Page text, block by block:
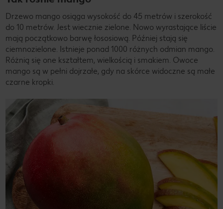
Drzewo mango osiąga wysokość do 45 metrów i szerokość
do 10 metrów. Jest wiecznie zielone. Nowo wyrastające liście
mają początkowo barwę łososiową. Później stają się
ciemnozielone. Istnieje ponad 1000 różnych odmian mango.
Różnią się one kształtem, wielkością i smakiem. Owoce
mango są w pełni dojrzałe, gdy na skórce widoczne są małe
czarne kropki.